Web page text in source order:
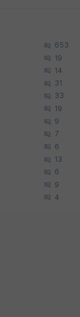
653
19
14
31
33
19
9
7
6
13
6
9
4